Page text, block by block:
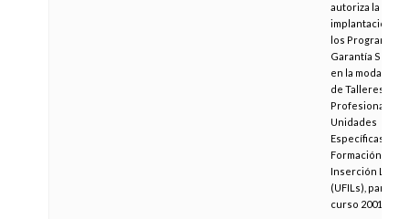
autoriza la
implantación de
los Programas
Garantía Social
en la modalidad
de Talleres
Profesionales,
Unidades
Específicas de
Formación e
Inserción
(UFILs), para el
curso 2001-2002.